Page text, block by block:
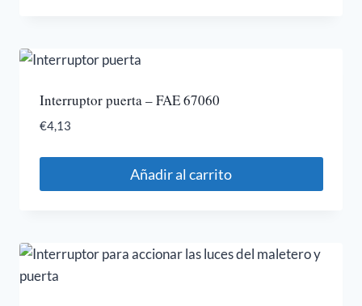
Interruptor puerta – FAE 67060
€4,13
Añadir al carrito